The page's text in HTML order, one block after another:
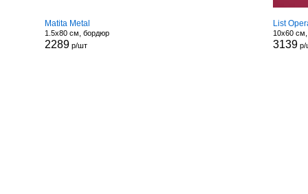
Matita Metal
1.5x80 см, бордюр
2289 р/шт
List
10x60
3139 р/